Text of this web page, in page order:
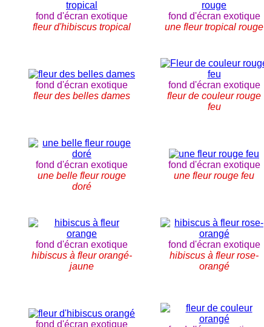
fond d'écran exotique
fleur d'hibiscus tropical
fond d'écran exotique
une fleur tropical rouge
fond d'écran exotique
fleur des belles dames
fond d'écran exotique
fleur de couleur rouge
feu
fond d'écran exotique
une belle fleur rouge
doré
fond d'écran exotique
une fleur rouge feu
fond d'écran exotique
hibiscus à fleur orangé-
jaune
fond d'écran exotique
hibiscus à fleur rose-
orangé
fond d'écran exotique